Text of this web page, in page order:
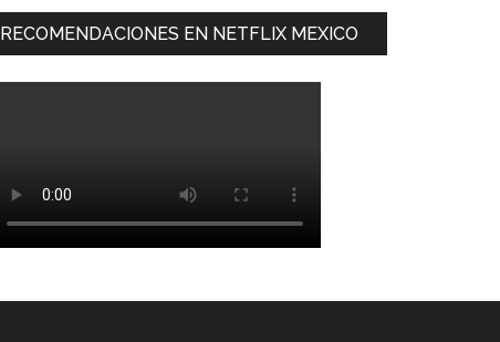
RECOMENDACIONES EN NETFLIX MEXICO